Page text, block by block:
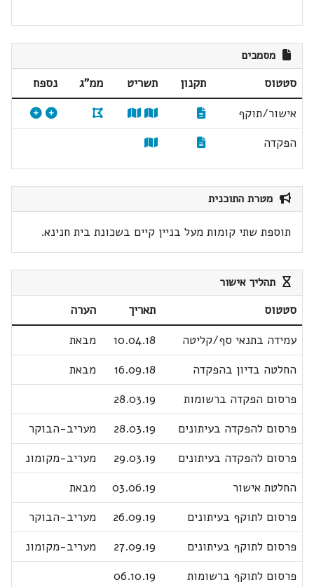
מסמכים
סטטוס תקנון תשריט ממ"ג
נספח
אישור/תוקף
הפקדה
מטרת התוכנית
תוספת שתי קומות מעל בניין קיים בשכונת בית חנינא.
תהליך אישור
סטטוס תאריך
הערה
עמידה בתנאי סף/קליטה
10.04.18
מבאת
החלטה בדיון בהפקדה
16.09.18
מבאת
פרסום הפקדה ברשומות
28.03.19
פרסום להפקדה בעיתונים
28.03.19
מעריב-הבוקר
פרסום להפקדה בעיתונים
29.03.19
מעריב-מקומונ
החלטת אישור
03.06.19
מבאת
פרסום לתוקף בעיתונים
26.09.19
מעריב-הבוקר
פרסום לתוקף בעיתונים
27.09.19
מעריב-מקומונ
פרסום לתוקף ברשומות
06.10.19